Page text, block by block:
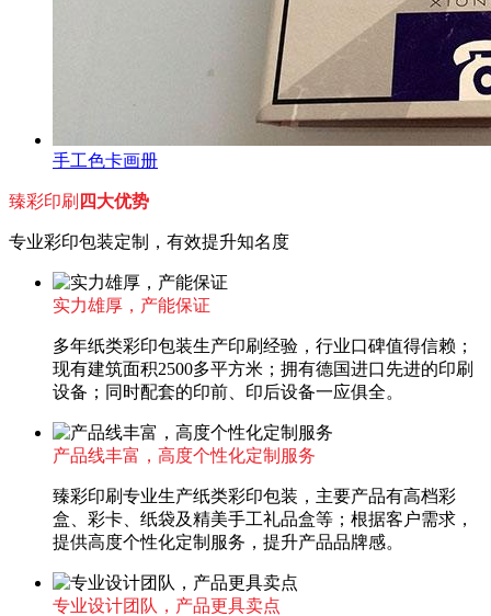
手工色卡画册
臻彩印刷 四大优势
专业彩印包装定制，有效提升知名度
实力雄厚，产能保证
多年纸类彩印包装生产印刷经验，行业口碑值得信赖；
现有建筑面积2500多平方米；拥有德国进口先进的印刷
设备；同时配套的印前、印后设备一应俱全。
产品线丰富，高度个性化定制服务
臻彩印刷专业生产纸类彩印包装，主要产品有高档彩
盒、彩卡、纸袋及精美手工礼品盒等；根据客户需求，
提供高度个性化定制服务，提升产品品牌感。
专业设计团队，产品更具卖点